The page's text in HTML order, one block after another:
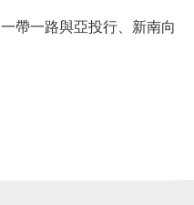
一路與亞投行、新南向